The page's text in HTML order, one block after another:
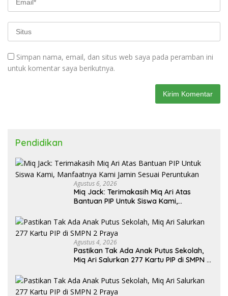
Simpan nama, email, dan situs web saya pada peramban ini
untuk komentar saya berikutnya.
Pendidikan
Agustus 6, 2026
Miq Jack: Terimakasih Miq Ari Atas
Bantuan PIP Untuk Siswa Kami,
Peruntukan
Agustus 4, 2026
Pastikan Tak Ada Anak Putus Sekolah,
Miq Ari Salurkan 277 Kartu PIP di SMPN 2